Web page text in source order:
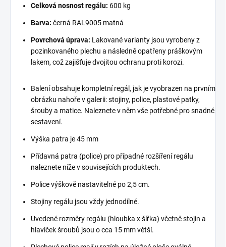
Celková nosnost regálu: 600 kg
Barva: černá RAL9005 matná
Povrchová úprava: Lakované varianty jsou vyrobeny z
pozinkovaného plechu a následně opatřeny práškovým
lakem, což zajišťuje dvojitou ochranu proti korozi.
Balení obsahuje kompletní regál, jak je vyobrazen na prvním
obrázku nahoře v galerii: stojiny, police, plastové patky,
šrouby a matice. Naleznete v něm vše potřebné pro snadné
sestavení.
Výška patra je 45 mm
Přídavná patra (police) pro případné rozšíření regálu
naleznete níže v souvisejících produktech.
Police výškově nastavitelné po 2,5 cm.
Stojiny regálu jsou vždy jednodílné.
Uvedené rozměry regálu (hloubka x šířka) včetně stojin a
hlaviček šroubů jsou o cca 15 mm větší.